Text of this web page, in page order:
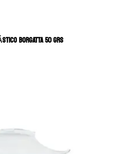
BORGATTA 50 GRS